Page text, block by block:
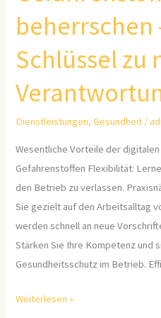
beherrschen
Schlüssel zu
Dienstleistungen,Gesundheit /
Wesentliche Vorteile der
Gefahrenstoffen Flexibilität:
den Betrieb zu verlassen.
Sie gezielt auf den Arbeitsalltag
werden schnell an neue
Stärken Sie Ihre Kompetenz und
Gesundheitsschutz im Betrieb.
Weiterlesen »